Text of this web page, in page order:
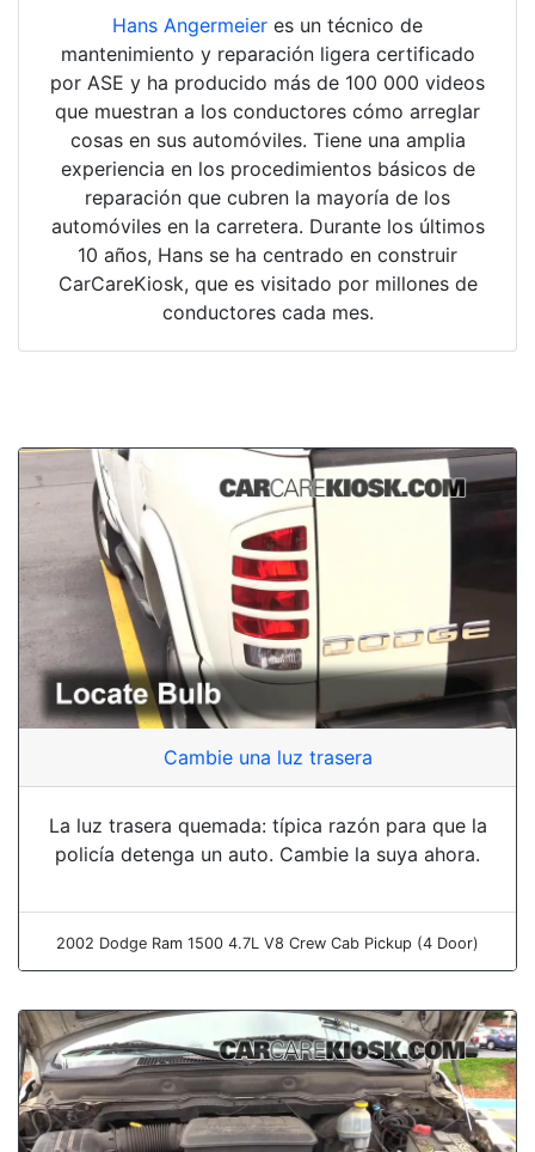
Hans Angermeier es un técnico de
mantenimiento y reparación ligera certificado
por ASE y ha producido más de 100 000 videos
que muestran a los conductores cómo arreglar
cosas en sus automóviles. Tiene una amplia
experiencia en los procedimientos básicos de
reparación que cubren la mayoría de los
automóviles en la carretera. Durante los últimos
10 años, Hans se ha centrado en construir
CarCareKiosk, que es visitado por millones de
conductores cada mes.
Cambie una luz trasera
La luz trasera quemada: típica razón para que la
policía detenga un auto. Cambie la suya ahora.
2002 Dodge Ram 1500 4.7L V8 Crew Cab Pickup (4 Door)